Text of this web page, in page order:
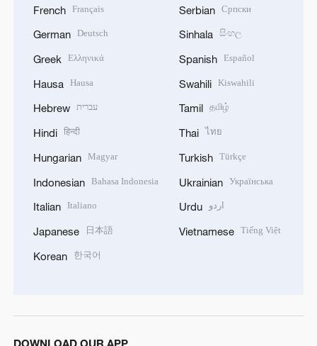
French Français
German Deutsch
Greek Ελληνικά
Hausa Hausa
Hebrew עברית
Hindi हिन्दी
Hungarian Magyar
Indonesian Bahasa Indonesia
Italian Italiano
Japanese 日本語
Korean 한국어
Serbian Српски
Sinhala සිංහල
Spanish Español
Swahili Kiswahili
Tamil தமிழ்
Thai ไทย
Turkish Türkçe
Ukrainian Українська
Urdu اردو
Vietnamese Tiếng Việt
DOWNLOAD OUR APP